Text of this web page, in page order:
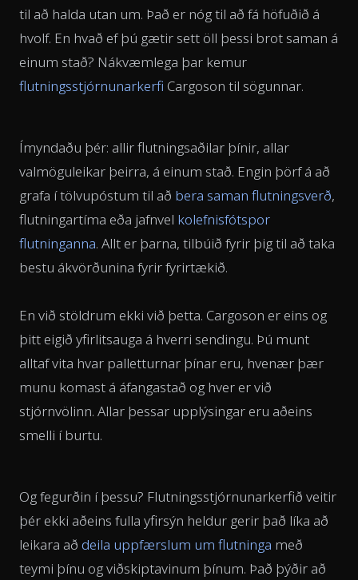
til að halda utan um. Það er nóg til að fá höfuðið á
hvolf. En hvað ef þú gætir sett öll þessi brot saman á
einum stað? Nákvæmlega þar kemur
flutningsstjórnunarkerfi Cargoson til sögunnar.
Ímyndaðu þér: allir flutningsaðilar þínir, allar
valmöguleikar þeirra, á einum stað. Engin þörf á að
grafa í tölvupóstum til að bera saman flutningsverð,
flutningartíma eða jafnvel kolefnisfótspor
flutninganna. Allt er þarna, tilbúið fyrir þig til að taka
bestu ákvörðunina fyrir fyrirtækið.
En við stöldrum ekki við þetta. Cargoson er eins og
þitt eigið yfirlitsauga á hverri sendingu. Þú munt
alltaf vita hvar palletturnar þínar eru, hvenær þær
munu komast á áfangastað og hver er við
stjórnvölinn. Allar þessar upplýsingar eru aðeins
smelli í burtu.
Og fegurðin í þessu? Flutningsstjórnunarkerfið veitir
þér ekki aðeins fulla yfirsýn heldur gerir það líka að
leikara að deila uppfærslum um flutninga með
teymi þínu og viðskiptavinum þínum. Það þýðir að